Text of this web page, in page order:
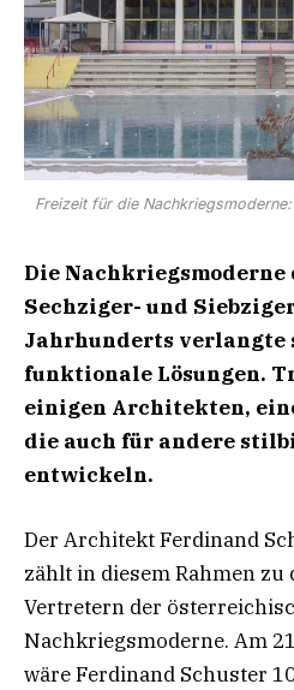
Freizeit für die
Die
Sechziger- und
Jahrhunderts verlangte
funktionale Lösungen.
einigen Architekten,
die auch für andere
entwickeln.
Der Architekt Ferdinand
zählt in diesem Rahmen zu
Vertretern der
Nachkriegsmoderne. Am
wäre Ferdinand Schuster